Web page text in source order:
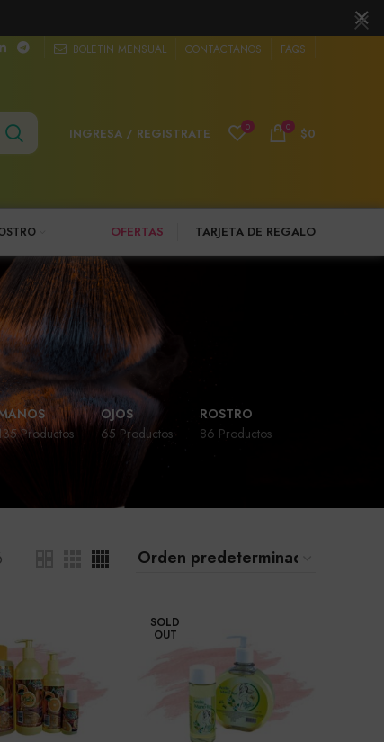
BOLETIN MENSUAL CONTACTANOS FAQS
INGRESA / REGISTRATE 0 0 $0
OFERTAS TARJETA DE REGALO
Productos
OJOS
65 Productos
ROSTRO
86 Productos
SOLD
OUT